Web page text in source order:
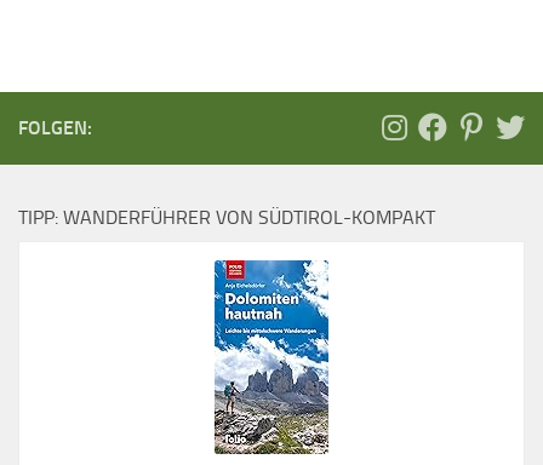
FOLGEN:
TIPP: WANDERFÜHRER VON SÜDTIROL-KOMPAKT